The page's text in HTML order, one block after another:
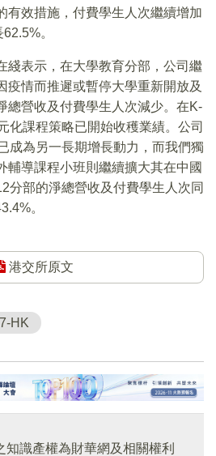
有效措施，付費學生人次繼續增加
。
綫表示，在大學教育分部，公司繼
疫情而推遲或暫停大學重新開放及
總營收及付費學生人次減少。在K-
化課程策略已開始收穫業績。公司
成為另一長期增長動力，而我們獨
輔導課程小班則繼續擴大其在中國
分部的淨總營收及付費學生人次同
。
港交所原文
HK
知識產權為財華網及相關權利